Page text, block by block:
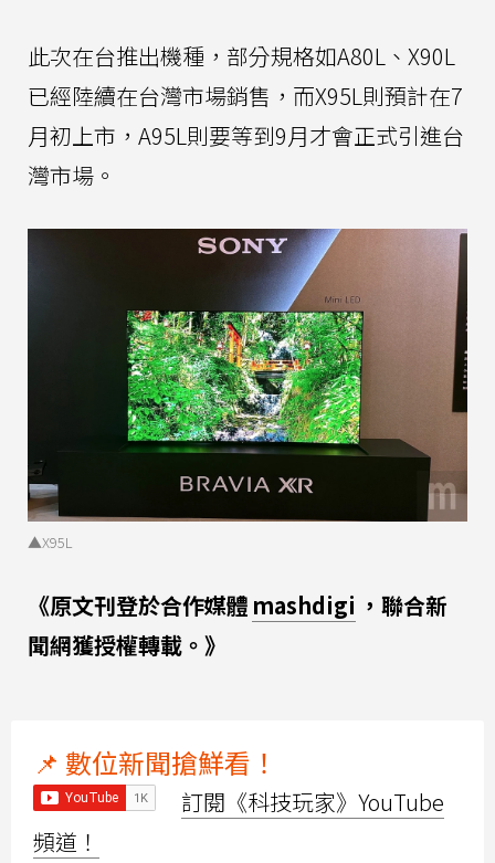
此次在台推出機種，部分規格如A80L、X90L
已經陸續在台灣市場銷售，而X95L則預計在7
月初上市，A95L則要等到9月才會正式引進台
灣市場。
▲X95L
《原文刊登於合作媒體 mashdigi ，聯合新
聞網獲授權轉載。》
📌 數位新聞搶鮮看！
訂閱《科技玩家》YouTube
頻道！